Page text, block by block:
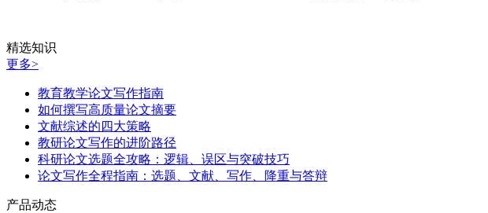
精选知识
更多>
教育教学论文写作指南
如何撰写高质量论文摘要
文献综述的四大策略
教研论文写作的进阶路径
科研论文选题全攻略：逻辑、误区与突破技巧
论文写作全程指南：选题、文献、写作、降重与答辩
产品动态